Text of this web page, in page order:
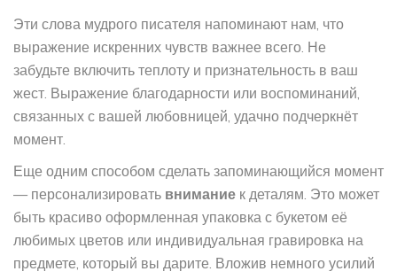
Эти слова мудрого писателя напоминают нам, что
выражение искренних чувств важнее всего. Не
забудьте включить теплоту и признательность в ваш
жест. Выражение благодарности или воспоминаний,
связанных с вашей любовницей, удачно подчеркнёт
момент.
Еще одним способом сделать запоминающийся момент
— персонализировать внимание к деталям. Это может
быть красиво оформленная упаковка с букетом её
любимых цветов или индивидуальная гравировка на
предмете, который вы дарите. Вложив немного усилий